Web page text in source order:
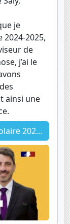
je
2024-2025,
de
j’ai le
ainsi une
2025